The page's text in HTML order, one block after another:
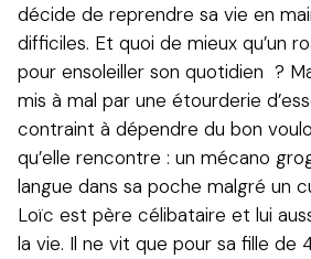
décide de reprendre sa vie en
difficiles. Et quoi de mieux qu’un
pour ensoleiller son quotidien ?
mis à mal par une étourderie
contraint à dépendre du bon
qu’elle rencontre : un mécano
langue dans sa poche malgré un
Loïc est père célibataire et lui
la vie. Il ne vit que pour sa fille de